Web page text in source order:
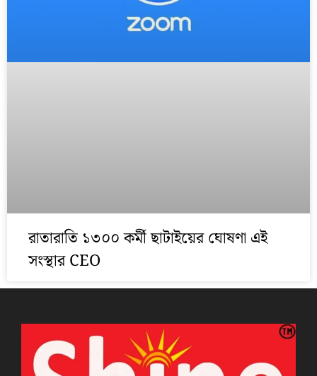
রাতারাতি ১৩০০ কর্মী ছাটাইয়ের ঘোষণা এই
সংস্থার CEO